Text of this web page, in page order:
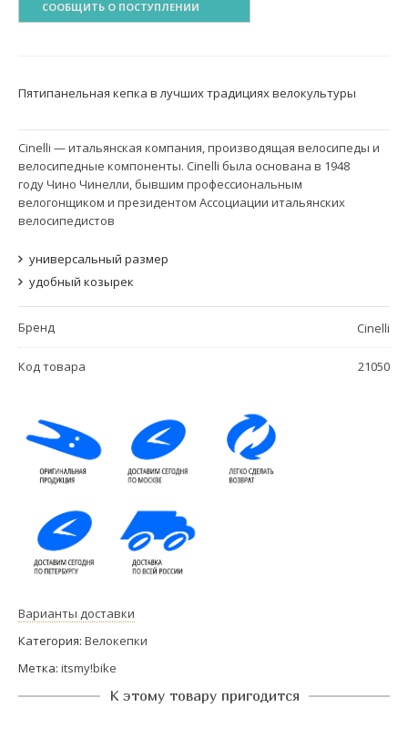
СООБЩИТЬ О ПОСТУПЛЕНИИ
Пятипанельная кепка в лучших традициях велокультуры
Cinelli — итальянская компания, производящая велосипеды и
велосипедные компоненты. Cinelli была основана в 1948
году Чино Чинелли, бывшим профессиональным
велогонщиком и президентом Ассоциации итальянских
велосипедистов
универсальный размер
удобный козырек
Бренд Cinelli
Код товара 21050
Варианты доставки
Категория: Велокепки
Метка: itsmy!bike
К этому товару пригодится